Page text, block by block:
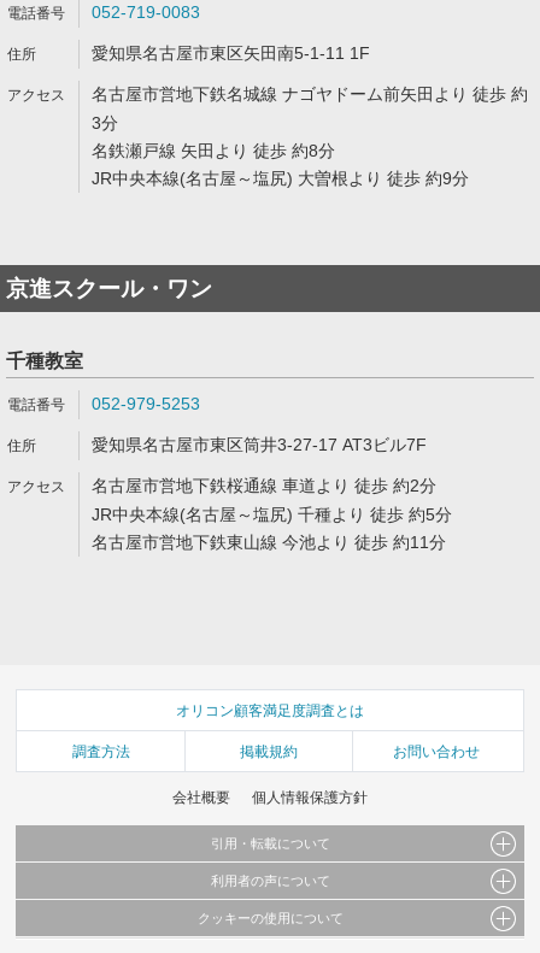
052-719-0083
愛知県名古屋市東区矢田南5-1-11 1F
名古屋市営地下鉄名城線 ナゴヤドーム前矢田より 徒歩 約
3分
名鉄瀬戸線 矢田より 徒歩 約8分
JR中央本線(名古屋～塩尻) 大曽根より 徒歩 約9分
京進スクール・ワン
千種教室
052-979-5253
愛知県名古屋市東区筒井3-27-17 AT3ビル7F
名古屋市営地下鉄桜通線 車道より 徒歩 約2分
JR中央本線(名古屋～塩尻) 千種より 徒歩 約5分
名古屋市営地下鉄東山線 今池より 徒歩 約11分
オリコン顧客満足度調査とは
調査方法 掲載規約 お問い合わせ
会社概要 個人情報保護方針
引用・転載について
当サイトで公開されている情報（文字、写真、イラスト、画像データ等）及びこれらの配
これらの情報を権利者の許可なく無断転載・複製などの二次利用を行うことは固く禁じて
利用者の声について
当サイトに掲載している内容はすべてサービスの利用者が提出された見解・感想です。
クッキーの使用について